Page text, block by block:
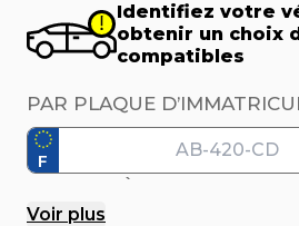
Identifiez votre
obtenir un choix
compatibles
PAR PLAQUE
F
Voir plus